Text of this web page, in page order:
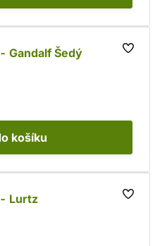
Gandalf Šedý
košíku
Lurtz